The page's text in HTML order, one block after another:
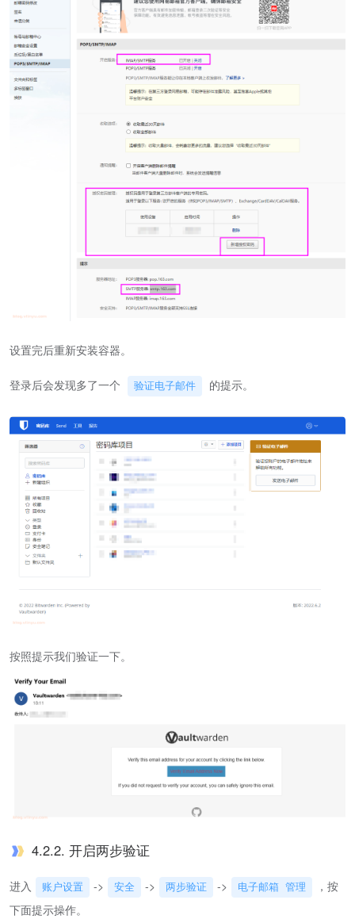
设置完后重新安装容器。
登录后会发现多了一个 验证电子邮件 的提示。
按照提示我们验证一下。
4.2.2. 开启两步验证
进入 账户设置 -> 安全 -> 两步验证 -> 电子邮箱 管理
，按
下面提示操作。